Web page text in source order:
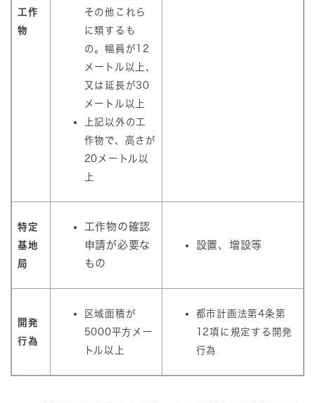
工作
物
その他これら
に類するも
の。幅員が12
メートル以上、
又は延長が30
メートル以上
上記以外の工
作物で、高さが
20メートル以
上
特定
基地
局
工作物の確認
申請が必要な
もの
設置、増設等
開発
行為
区域面積が
5000平方メー
トル以上
都市計画法第4条第
12項に規定する開発
行為